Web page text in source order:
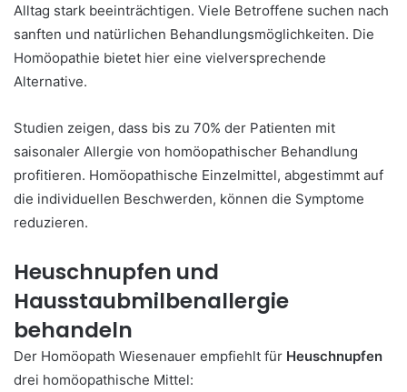
Alltag stark beeinträchtigen. Viele Betroffene suchen nach
sanften und natürlichen Behandlungsmöglichkeiten. Die
Homöopathie bietet hier eine vielversprechende
Alternative.
Studien zeigen, dass bis zu 70% der Patienten mit
saisonaler Allergie von homöopathischer Behandlung
profitieren. Homöopathische Einzelmittel, abgestimmt auf
die individuellen Beschwerden, können die Symptome
reduzieren.
Heuschnupfen und
Hausstaubmilbenallergie
behandeln
Der Homöopath Wiesenauer empfiehlt für Heuschnupfen
drei homöopathische Mittel: